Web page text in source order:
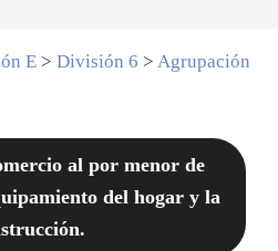
E> División 6 > Agrupación
al por menor de
del hogar y la